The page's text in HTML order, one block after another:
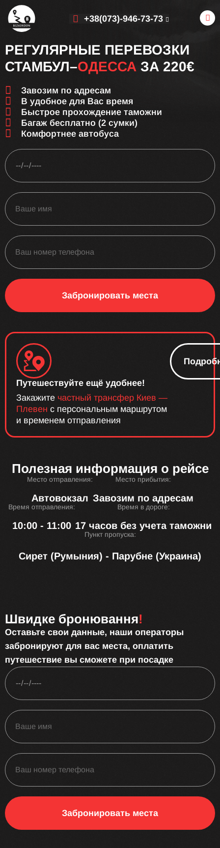
+38(073)-946-73-73
РЕГУЛЯРНЫЕ ПЕРЕВОЗКИ
СТАМБУЛ–ОДЕССА ЗА 220€
Завозим по адресам
В удобное для Вас время
Быстрое прохождение таможни
Багаж бесплатно (2 сумки)
Комфортнее автобуса
Забронировать места
Путешествуйте ещё удобнее!
Закажите частный трансфер Киев —
Плевен с персональным маршрутом
и временем отправления
Полезная информация о рейсе
Место отправления:
Автовокзал
Место прибытия:
Завозим по адресам
Время отправления:
10:00 - 11:00
Время в дороге:
17 часов без учета таможни
Пункт пропуска:
Сирет (Румыния) - Парубне (Украина)
Швидке бронювання!
Оставьте свои данные, наши операторы
забронируют для вас места, оплатить
путешествие вы сможете при посадке
Забронировать места